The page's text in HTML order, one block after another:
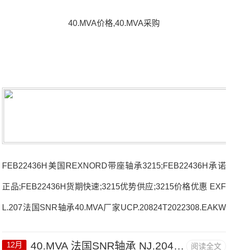
40.MVA价格,40.MVA采购
FEB22436H美国REXNORD带座轴承3215;FEB22436H承诺
正品;FEB22436H货期快速;3215优势供应;3215价格优惠 EXF
L.207法国SNR轴承40.MVA厂家UCP.20824T2022308.EAKW
阅读全文
12月
40.MVA 法国SNR轴承 NJ.204.E.G15